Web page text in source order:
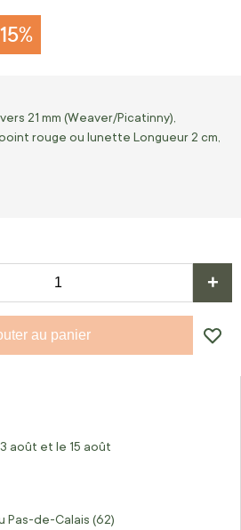
21 mm (Weaver/Picatinny),
rouge ou lunette Longueur 2 cm,
+
au panier
août et le 15 août
Pas-de-Calais (62)